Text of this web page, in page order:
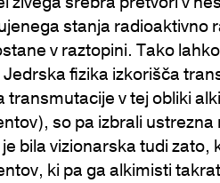
stanja radioaktivno
v raztopini. Tako
fizika izkorišča
v tej obliki
so pa izbrali
bila vizionarska tudi zato,
ki pa ga alkimisti